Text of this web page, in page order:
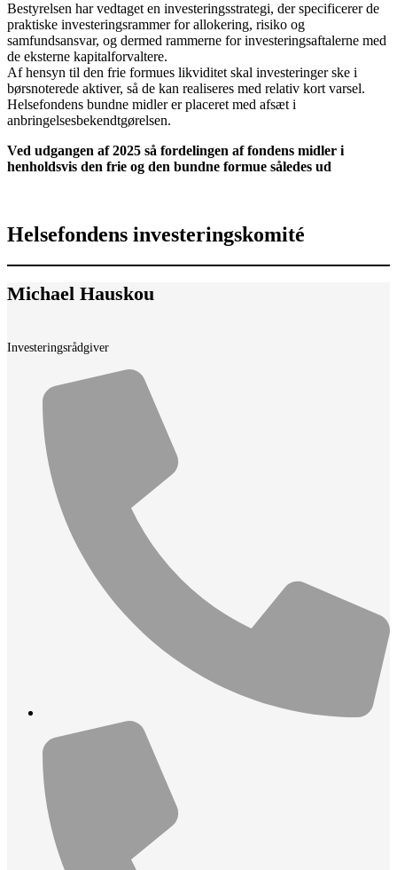
Bestyrelsen har vedtaget en investeringsstrategi, der specificerer de
praktiske investeringsrammer for allokering, risiko og
samfundsansvar, og dermed rammerne for investeringsaftalerne med
de eksterne kapitalforvaltere.
Af hensyn til den frie formues likviditet skal investeringer ske i
børsnoterede aktiver, så de kan realiseres med relativ kort varsel.
Helsefondens bundne midler er placeret med afsæt i
anbringelsesbekendtgørelsen.
Ved udgangen af 2025 så fordelingen af fondens midler i
henholdsvis den frie og den bundne formue således ud
Helsefondens investeringskomité
Michael Hauskou
Investeringsrådgiver